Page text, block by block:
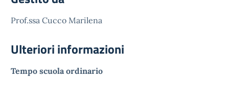
Prof.ssa Cucco Marilena
Ulteriori informazioni
Tempo scuola ordinario